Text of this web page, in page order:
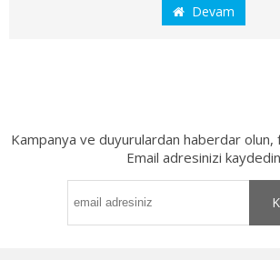
Devam
Kampanya ve duyurulardan haberdar olun,
Email adresinizi kaydedin